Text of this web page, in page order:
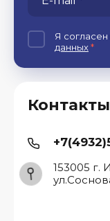
Контакты
153005 г.
Я
данных*